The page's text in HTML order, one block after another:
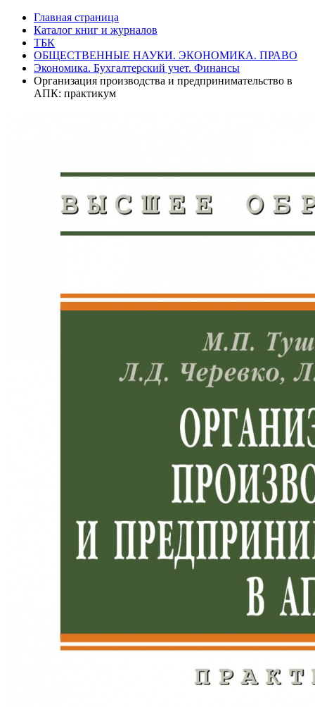
Главная страница
Каталог книг и журналов
ТБК
ОБЩЕСТВЕННЫЕ НАУКИ. ЭКОНОМИКА. ПРАВО
Экономика. Бухгалтерский учет. Финансы
Организация производства и предпринимательство в
АПК: практикум